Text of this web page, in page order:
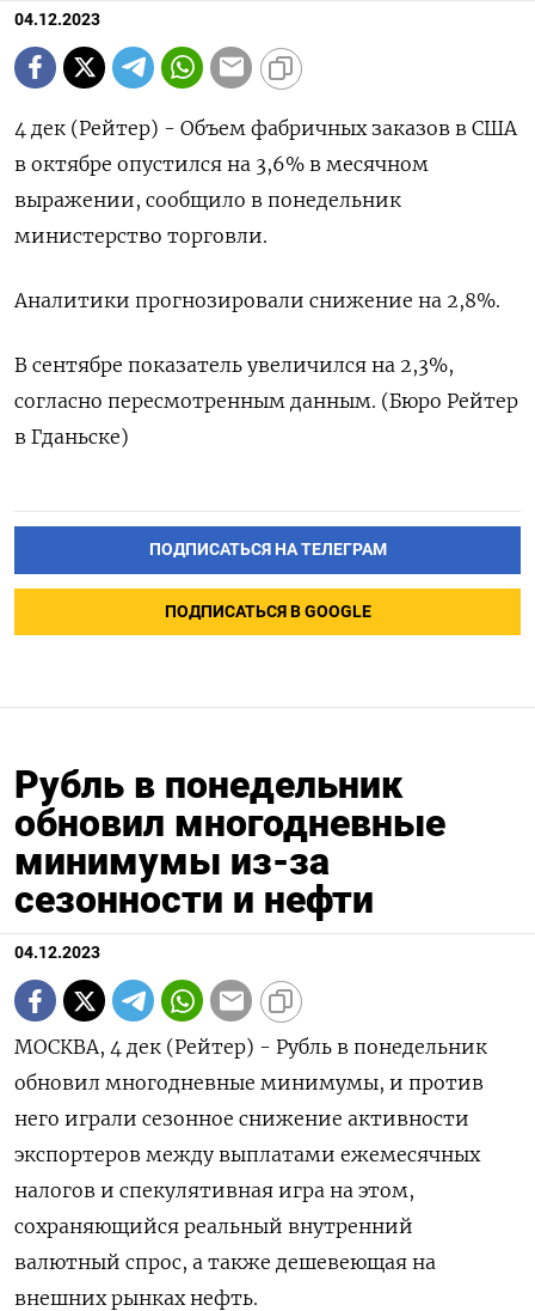
04.12.2023
4 дек (Рейтер) - Объем фабричных заказов в США
в октябре опустился на 3,6% в месячном
выражении, сообщило в понедельник
министерство торговли.
Аналитики прогнозировали снижение на 2,8%.
В сентябре показатель увеличился на 2,3%,
согласно пересмотренным данным. (Бюро Рейтер
в Гданьске)
ПОДПИСАТЬСЯ НА ТЕЛЕГРАМ
ПОДПИСАТЬСЯ В GOOGLE
Рубль в понедельник
обновил многодневные
минимумы из-за
сезонности и нефти
04.12.2023
МОСКВА, 4 дек (Рейтер) - Рубль в понедельник
обновил многодневные минимумы, и против
него играли сезонное снижение активности
экспортеров между выплатами ежемесячных
налогов и спекулятивная игра на этом,
сохраняющийся реальный внутренний
валютный спрос, а также дешевеющая на
внешних рынках нефть.